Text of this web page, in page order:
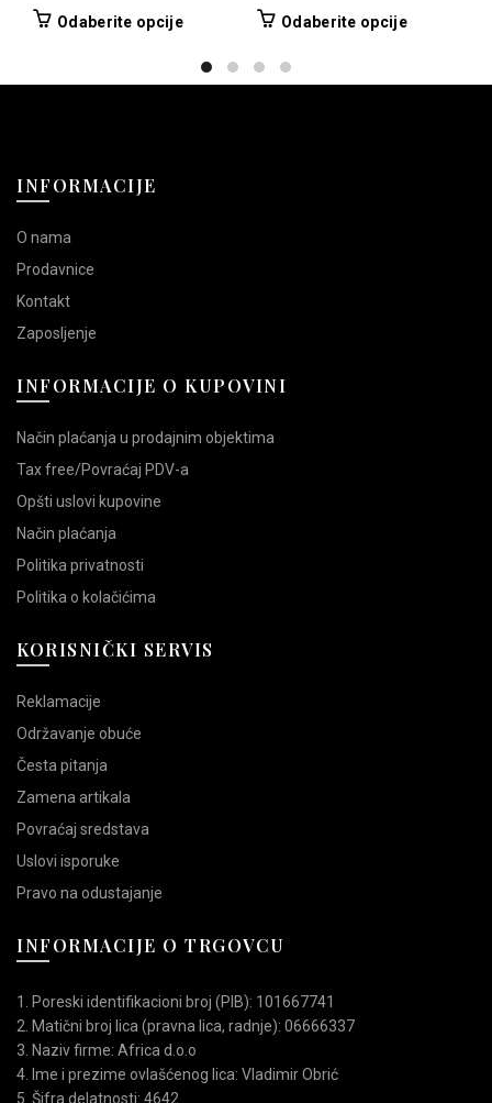
Odaberite opcijeOvaj
ima
Odaberite opcijeOvaj
INFORMACIJE
O nama
Prodavnice
Kontakt
Zaposljenje
INFORMACIJE O KUPOVINI
Način plaćanja u prodajnim objektima
Tax free/Povraćaj PDV-a
Opšti uslovi kupovine
Način plaćanja
Politika privatnosti
Politika o kolačićima
KORISNIČKI SERVIS
Reklamacije
Održavanje obuće
Česta pitanja
Zamena artikala
Povraćaj sredstava
Uslovi isporuke
Pravo na odustajanje
INFORMACIJE O TRGOVCU
1. Poreski identifikacioni broj (PIB): 101667741
2. Matični broj lica (pravna lica, radnje): 06666337
3. Naziv firme: Africa d.o.o
4. Ime i prezime ovlašćenog lica: Vladimir Obrić
5. Šifra delatnosti: 4642